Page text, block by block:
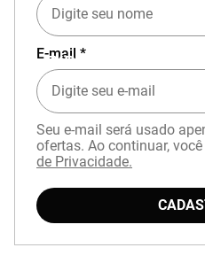
EXPERIÊNCIA
E-mail *
Seu e-mail será usado
ofertas. Ao continuar,
de Privacidade.